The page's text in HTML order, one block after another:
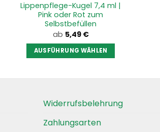
Lippenpflege-Kugel 7,4 ml |
Pink oder Rot zum
Selbstbefüllen
ab 5,49 €
AUSFÜHRUNG WÄHLEN
mehrere
auf.
Widerrufsbelehrung
Zahlungsarten